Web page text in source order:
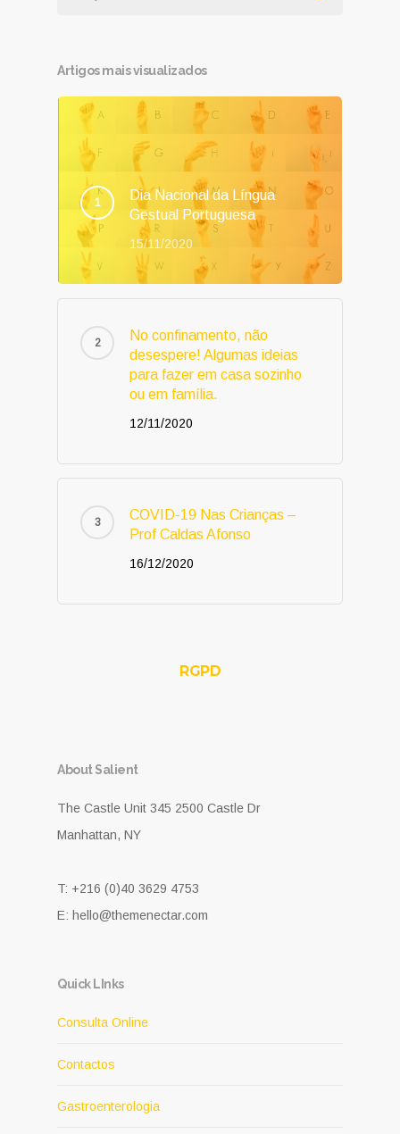
Artigos mais visualizados
Dia Nacional da Língua
Gestual Portuguesa
15/11/2020
No confinamento, não
desespere! Algumas ideias
para fazer em casa sozinho
ou em família.
12/11/2020
COVID-19 Nas Crianças –
Prof Caldas Afonso
16/12/2020
RGPD
About Salient
The Castle Unit 345 2500 Castle Dr
Manhattan, NY
T: +216 (0)40 3629 4753
E: hello@themenectar.com
Quick LInks
Consulta Online
Contactos
Gastroenterologia